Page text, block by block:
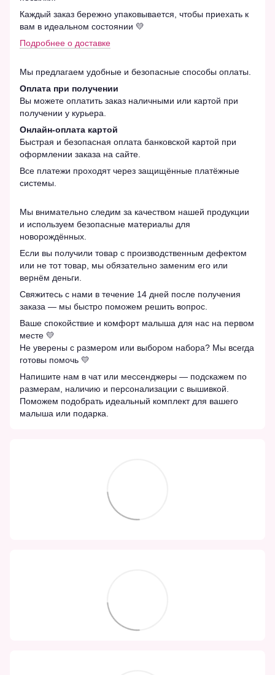
Каждый заказ бережно упаковывается, чтобы приехать к
вам в идеальном состоянии 💛
Подробнее о доставке
Мы предлагаем удобные и безопасные способы оплаты.
Оплата при получении
Вы можете оплатить заказ наличными или картой при
получении у курьера.
Онлайн-оплата картой
Быстрая и безопасная оплата банковской картой при
оформлении заказа на сайте.
Все платежи проходят через защищённые платёжные
системы.
Мы внимательно следим за качеством нашей продукции
и используем безопасные материалы для
новорождённых.
Если вы получили товар с производственным дефектом
или не тот товар, мы обязательно заменим его или
вернём деньги.
Свяжитесь с нами в течение 14 дней после получения
заказа — мы быстро поможем решить вопрос.
Ваше спокойствие и комфорт малыша для нас на первом
месте 💛
Не уверены с размером или выбором набора? Мы всегда
готовы помочь 💛
Напишите нам в чат или мессенджеры — подскажем по
размерам, наличию и персонализации с вышивкой.
Поможем подобрать идеальный комплект для вашего
малыша или подарка.